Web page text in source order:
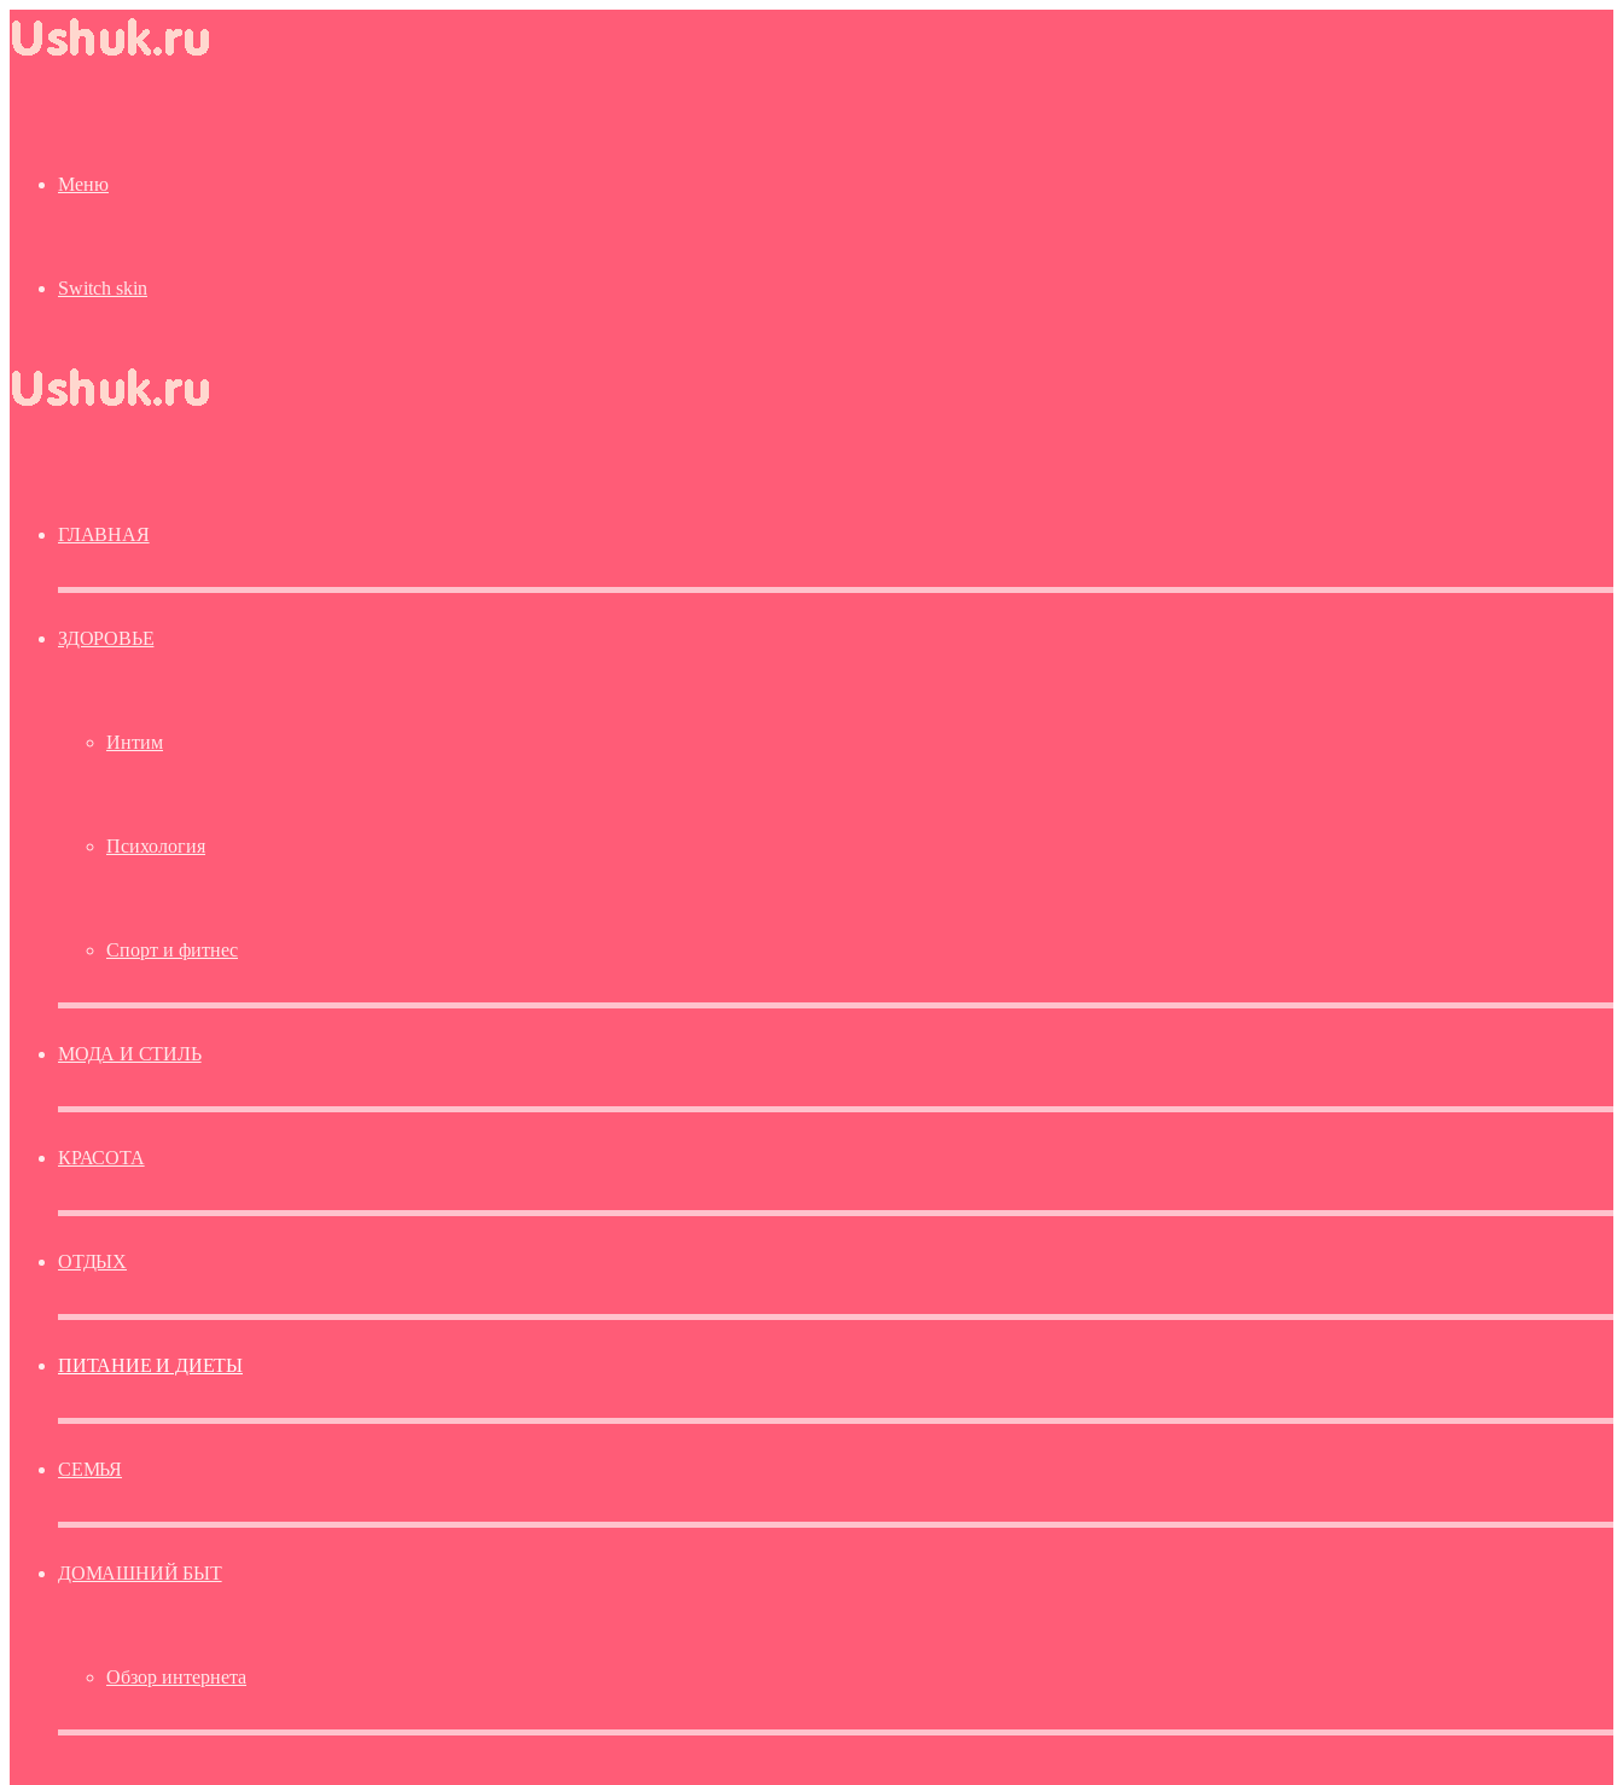
Меню
Switch skin
ГЛАВНАЯ
ЗДОРОВЬЕ
Интим
Психология
Спорт и фитнес
МОДА И СТИЛЬ
КРАСОТА
ОТДЫХ
ПИТАНИЕ И ДИЕТЫ
СЕМЬЯ
ДОМАШНИЙ БЫТ
Обзор интернета